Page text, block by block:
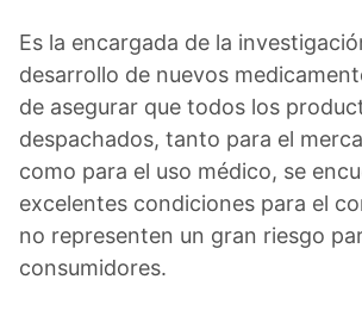
Es la encargada de la
desarrollo de nuevos
de asegurar que todos los
despachados, tanto para el
como para el uso médico, se
excelentes condiciones para el
no representen un gran riesgo
consumidores.